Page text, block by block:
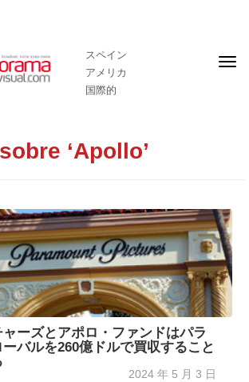
スペイン
アメリカ
国際的
フ
‘Apollo’
ーズとアポロ・ファンドはパラ
バルを260億ドルで買収すること
2024 年 5 月 3 日